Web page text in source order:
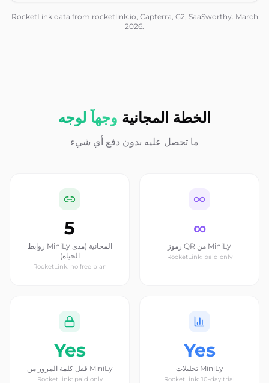
RocketLink data from rocketlink.io, Capterra, G2, SaaSworthy. March
2026.
الخطة المجانية وجهاً لوجه
ما تحصل عليه بدون دفع أي شيء
5
روابط MiniLy المجانية (مدى
الحياة)
RocketLink: no free plan
∞
رموز QR من MiniLy
RocketLink: paid only
Yes
قفل كلمة المرور من MiniLy
RocketLink: paid only
Yes
تحليلات MiniLy
RocketLink: 10-day trial